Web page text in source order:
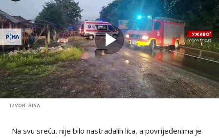
IZVOR: RINA
Na svu sreću, nije bilo nastradalih lica, a povrijeđenima je